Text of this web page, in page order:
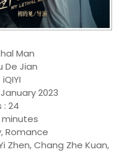
Man
De Jian
2023
: 24
minutes
Romance
Zhen, Chang Zhe Kuan,